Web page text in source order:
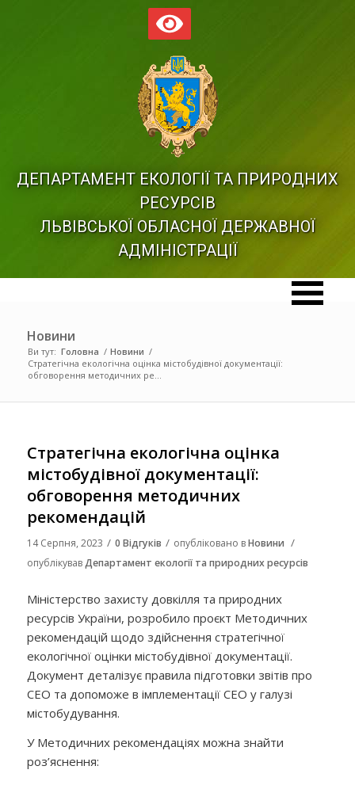
ДЕПАРТАМЕНТ ЕКОЛОГІЇ ТА ПРИРОДНИХ
РЕСУРСІВ
ЛЬВІВСЬКОЇ ОБЛАСНОЇ ДЕРЖАВНОЇ
АДМІНІСТРАЦІЇ
Новини
Ви тут: Головна / Новини /
Стратегічна екологічна оцінка містобудівної документації:
обговорення методичних ре...
Стратегічна екологічна оцінка
містобудівної документації:
обговорення методичних
рекомендацій
14 Серпня, 2023 / 0 Відгуків / опубліковано вНовини /
опублікувавДепартамент екології та природних ресурсів
Міністерство захисту довкілля та природних
ресурсів України, розробило проєкт Методичних
рекомендацій щодо здійснення стратегічної
екологічної оцінки містобудівної документації.
Документ деталізує правила підготовки звітів про
СЕО та допоможе в імплементації СЕО у галузі
містобудування.
У Методичних рекомендаціях можна знайти
роз’яснення: